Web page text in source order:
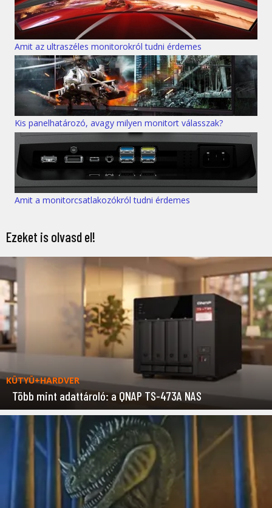
Amit az ultraszéles monitorokról tudni érdemes
Kis panelhatározó, avagy milyen monitort válasszak?
Amit a monitorcsatlakozókról tudni érdemes
Ezeket is olvasd el!
KÜTYÜ+HARDVER
Több mint adattároló: a QNAP TS-473A NAS